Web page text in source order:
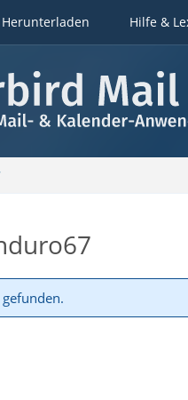
Herunterladen Hilfe &